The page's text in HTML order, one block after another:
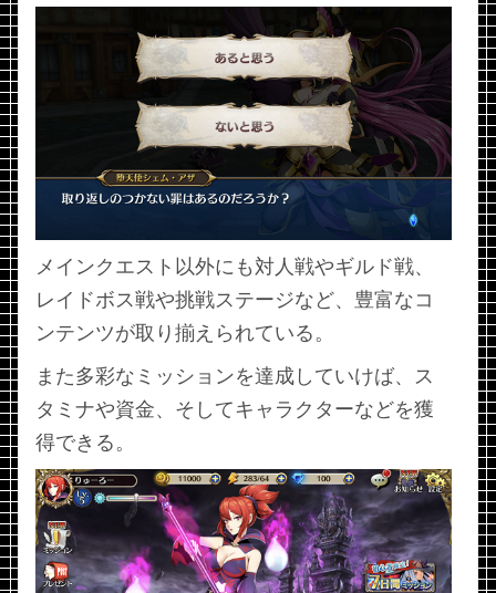
メインクエスト以外にも対人戦やギルド戦、
レイドボス戦や挑戦ステージなど、豊富なコ
ンテンツが取り揃えられている。
また多彩なミッションを達成していけば、ス
タミナや資金、そしてキャラクターなどを獲
得できる。